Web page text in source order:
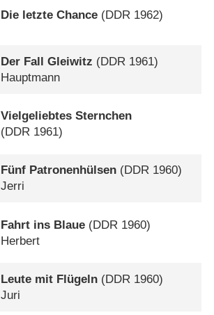
Die letzte Chance (DDR 1962)
Der Fall Gleiwitz (DDR 1961)
Hauptmann
Vielgeliebtes Sternchen
(DDR 1961)
Fünf Patronenhülsen (DDR 1960)
Jerri
Fahrt ins Blaue (DDR 1960)
Herbert
Leute mit Flügeln (DDR 1960)
Juri